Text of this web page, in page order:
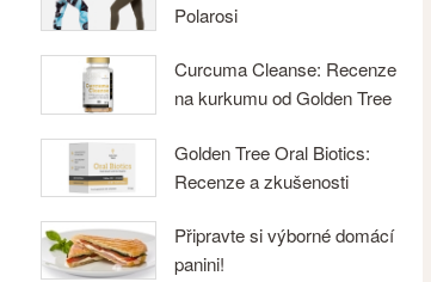
Polarosi
Curcuma Cleanse: Recenze
na kurkumu od Golden Tree
Golden Tree Oral Biotics:
Recenze a zkušenosti
Připravte si výborné domácí
panini!